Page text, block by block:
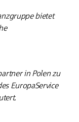
bietet
in Polen zu
EuropaService